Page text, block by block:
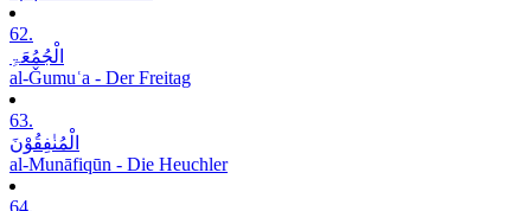
62.
الْجُمُعَۃِ
al-Ǧumuʿa - Der Freitag
63.
الْمُنٰفِقُوْنَ
al-Munāfiqūn - Die Heuchler